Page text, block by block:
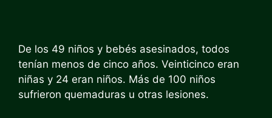
De los 49 niños y bebés asesinados, todos
tenían menos de cinco años. Veinticinco eran
niñas y 24 eran niños. Más de 100 niños
sufrieron quemaduras u otras lesiones.